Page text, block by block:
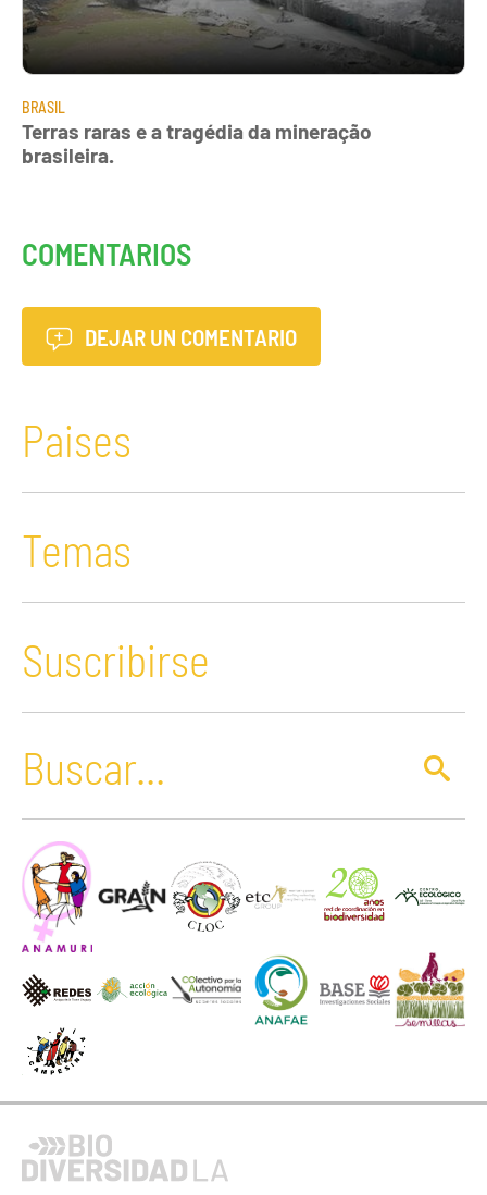
BRASIL
Terras raras e a tragédia da mineração
brasileira.
COMENTARIOS
DEJAR UN COMENTARIO
Paises
Temas
Suscribirse